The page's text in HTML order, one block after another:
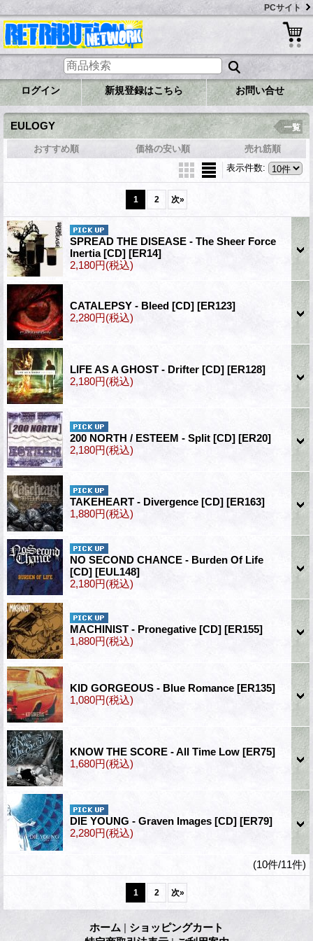
PCサイト
ログイン 新規登録はこちら お問い合せ
EULOGY 一覧
おすすめ順 価格の安い順
売れ筋順
表示件数:
1 2 次»
SPREAD THE DISEASE - The Sheer Force
Inertia [CD] [ER14]
2,180円(税込)
CATALEPSY - Bleed [CD] [ER123]
2,280円(税込)
LIFE AS A GHOST - Drifter [CD] [ER128]
2,180円(税込)
200 NORTH / ESTEEM - Split [CD] [ER20]
2,180円(税込)
TAKEHEART - Divergence [CD] [ER163]
1,880円(税込)
NO SECOND CHANCE - Burden Of Life
[CD] [EUL148]
2,180円(税込)
MACHINIST - Pronegative [CD] [ER155]
1,880円(税込)
KID GORGEOUS - Blue Romance [ER135]
1,080円(税込)
KNOW THE SCORE - All Time Low [ER75]
1,680円(税込)
DIE YOUNG - Graven Images [CD] [ER79]
2,280円(税込)
(10件/11件)
1 2 次»
ホーム | ショッピングカート